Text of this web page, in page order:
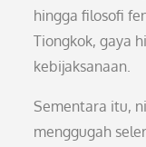
hingga filosofi
Tiongkok, gaya
kebijaksanaan.
Sementara itu,
menggugah